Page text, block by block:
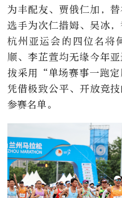
为丰配友、贾俄仁加，
选手为次仁措姆、吴冰
杭州亚运会的四位名将
顺、李芷萱均无缘今年
拔采用“单场赛事一跑
凭借极致公平、开放竞
参赛名单。